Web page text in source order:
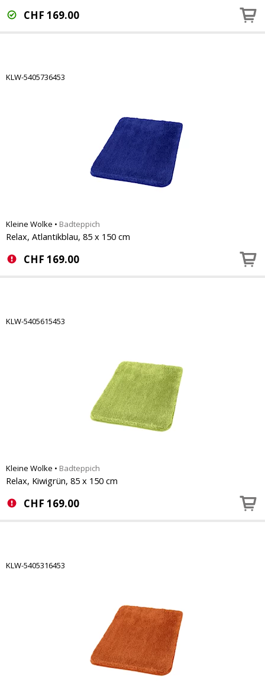
CHF 169.00
KLW-5405736453
Kleine Wolke • Badteppich
Relax, Atlantikblau, 85 x 150 cm
CHF 169.00
KLW-5405615453
Kleine Wolke • Badteppich
Relax, Kiwigrün, 85 x 150 cm
CHF 169.00
KLW-5405316453